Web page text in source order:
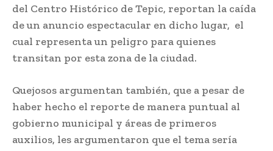
del Centro Histórico de Tepic, reportan la caída
de un anuncio espectacular en dicho lugar, el
cual representa un peligro para quienes
transitan por esta zona de la ciudad.
Quejosos argumentan también, que a pesar de
haber hecho el reporte de manera puntual al
gobierno municipal y áreas de primeros
auxilios, les argumentaron que el tema sería